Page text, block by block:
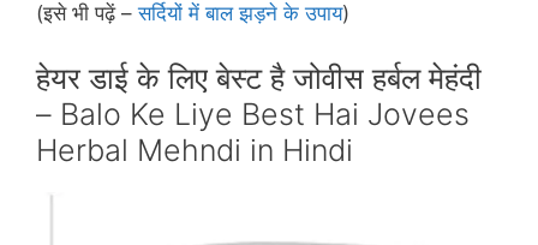
(इसे भी पढ़ें –सर्दियों में बाल झड़ने के उपाय)
हेयर डाई के लिए बेस्‍ट है जोवीस हर्बल मेहंदी
– Balo Ke Liye Best Hai Jovees
Herbal Mehndi in Hindi